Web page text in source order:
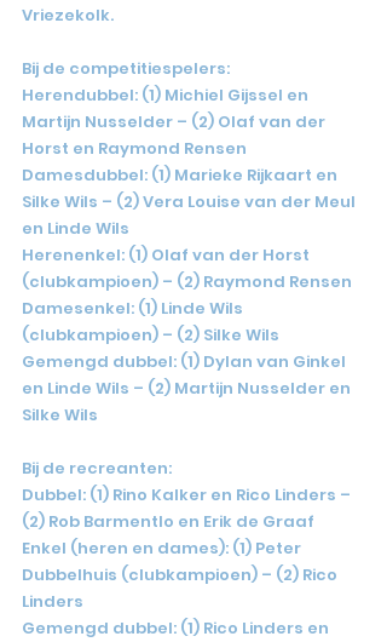
Vriezekolk.
Bij de competitiespelers:
Herendubbel: (1) Michiel Gijssel en
Martijn Nusselder – (2) Olaf van der
Horst en Raymond Rensen
Damesdubbel: (1) Marieke Rijkaart en
Silke Wils – (2) Vera Louise van der Meul
en Linde Wils
Herenenkel: (1) Olaf van der Horst
(clubkampioen) – (2) Raymond Rensen
Damesenkel: (1) Linde Wils
(clubkampioen) – (2) Silke Wils
Gemengd dubbel: (1) Dylan van Ginkel
en Linde Wils – (2) Martijn Nusselder en
Silke Wils
Bij de recreanten:
Dubbel: (1) Rino Kalker en Rico Linders –
(2) Rob Barmentlo en Erik de Graaf
Enkel (heren en dames): (1) Peter
Dubbelhuis (clubkampioen) – (2) Rico
Linders
Gemengd dubbel: (1) Rico Linders en